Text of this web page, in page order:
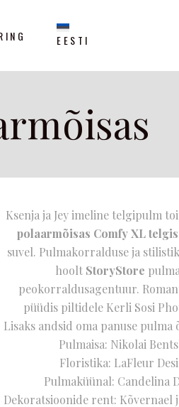
EESTI
Ksenja ja Jey imeline telgipulm
polaarmõisas Comfy XL telgis
suvel. Pulmakorralduse ja
hoolt StoryStore
peokorraldusagentuur.
püüdis piltidele Kerli Sosi
Lisaks andsid oma panuse pulma
Pulmaisa: Nikolai
Floristika: LaFleur
Pulmaküünal: Candelina
Dekoratsioonide rent: Kõvernael